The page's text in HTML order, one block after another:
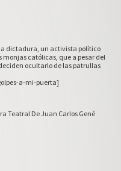
dictadura, un activista político
monjas católicas, que a pesar del
ocultarlo de las patrullas
a-mi-puerta]
Teatral De Juan Carlos Gené